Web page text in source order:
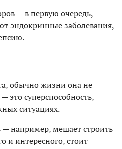
— в первую очередь,
эндокринные заболевания,
обычно жизни она не
это суперспособность,
ситуациях.
например, мешает строить
и интересного, стоит